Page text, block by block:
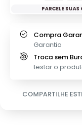
PARCELE
Compra
Garantia
Troca sem
testar o
COMPARTILHE